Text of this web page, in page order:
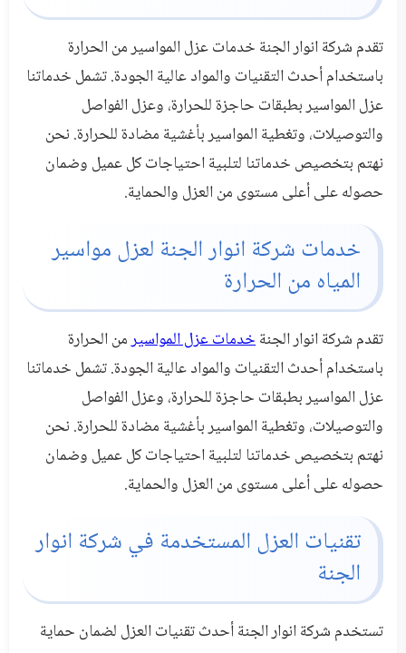
تقدم شركة انوار الجنة خدمات عزل المواسير من الحرارة
باستخدام أحدث التقنيات والمواد عالية الجودة. تشمل خدماتنا
عزل المواسير بطبقات حاجزة للحرارة، وعزل الفواصل
والتوصيلات، وتغطية المواسير بأغشية مضادة للحرارة. نحن
نهتم بتخصيص خدماتنا لتلبية احتياجات كل عميل وضمان
حصوله على أعلى مستوى من العزل والحماية.
خدمات شركة انوار الجنة لعزل مواسير
المياه من الحرارة
تقدم شركة انوار الجنةخدمات عزل المواسيرمن الحرارة
باستخدام أحدث التقنيات والمواد عالية الجودة. تشمل خدماتنا
عزل المواسير بطبقات حاجزة للحرارة، وعزل الفواصل
والتوصيلات، وتغطية المواسير بأغشية مضادة للحرارة. نحن
نهتم بتخصيص خدماتنا لتلبية احتياجات كل عميل وضمان
حصوله على أعلى مستوى من العزل والحماية.
تقنيات العزل المستخدمة في شركة انوار
الجنة
تستخدم شركة انوار الجنة أحدث تقنيات العزل لضمان حماية